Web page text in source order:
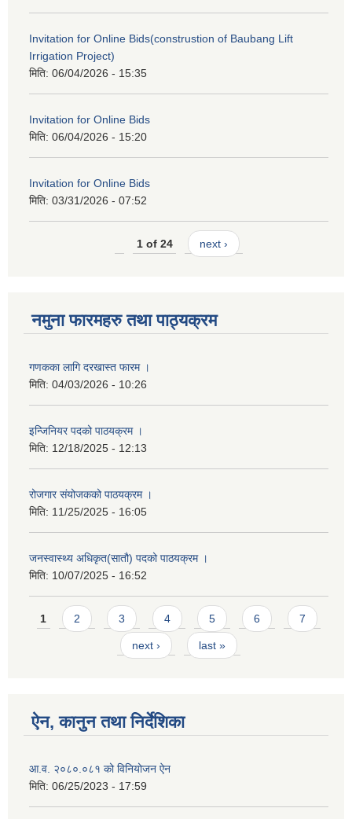
Invitation for Online Bids(construstion of Baubang Lift
Irrigation Project)
मिति: 06/04/2026 - 15:35
Invitation for Online Bids
मिति: 06/04/2026 - 15:20
Invitation for Online Bids
मिति: 03/31/2026 - 07:52
1 of 24 next ›
नमुना फारमहरु तथा पाठ्यक्रम
गणकका लागि दरखास्त फारम ।
मिति: 04/03/2026 - 10:26
इन्जिनियर पदको पाठयक्रम ।
मिति: 12/18/2025 - 12:13
रोजगार संयोजकको पाठयक्रम ।
मिति: 11/25/2025 - 16:05
जनस्वास्थ्य अधिकृत(सातौ) पदको पाठयक्रम ।
मिति: 10/07/2025 - 16:52
Pages
1 2 3 4 5 6 7
next › last »
ऐन, कानुन तथा निर्देशिका
आ.व. २०८०.०८१ को विनियोजन ऐन
मिति: 06/25/2023 - 17:59